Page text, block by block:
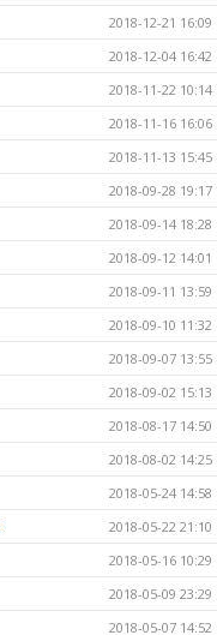
2018-12-21 16:09
2018-12-04 16:42
2018-11-22 10:14
2018-11-16 16:06
2018-11-13 15:45
2018-09-28 19:17
2018-09-14 18:28
2018-09-12 14:01
2018-09-11 13:59
2018-09-10 11:32
2018-09-07 13:55
2018-09-02 15:13
2018-08-17 14:50
2018-08-02 14:25
2018-05-24 14:58
2018-05-22 21:10
2018-05-16 10:29
2018-05-09 23:29
2018-05-07 14:52